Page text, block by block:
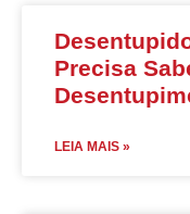
Precisa
LEIA MAIS »